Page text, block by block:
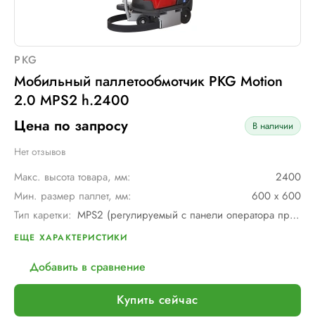
PKG
Мобильный паллетообмотчик PKG Motion
2.0 MPS2 h.2400
Цена по запросу
В наличии
Нет отзывов
Макс. высота товара, мм:
2400
Мин. размер паллет, мм:
600 х 600
Тип каретки:
MPS2 (регулируемый с панели оператора престрейч)
Скорость обмотки:
Макс. грузоподъемность, кг:
Макс. размер паллет, мм:
∞
Шир. рулона с пленкой, мм:
500
ЕЩЕ ХАРАКТЕРИСТИКИ
Добавить в сравнение
Купить сейчас